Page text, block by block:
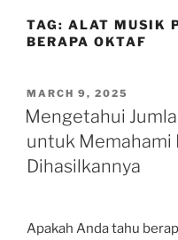
TAG: ALAT MUSIK
BERAPA OKTAF
POSTED
ON
MARCH 9, 2025
Mengetahui
untuk Memahami
Dihasilkannya
Apakah Anda tahu